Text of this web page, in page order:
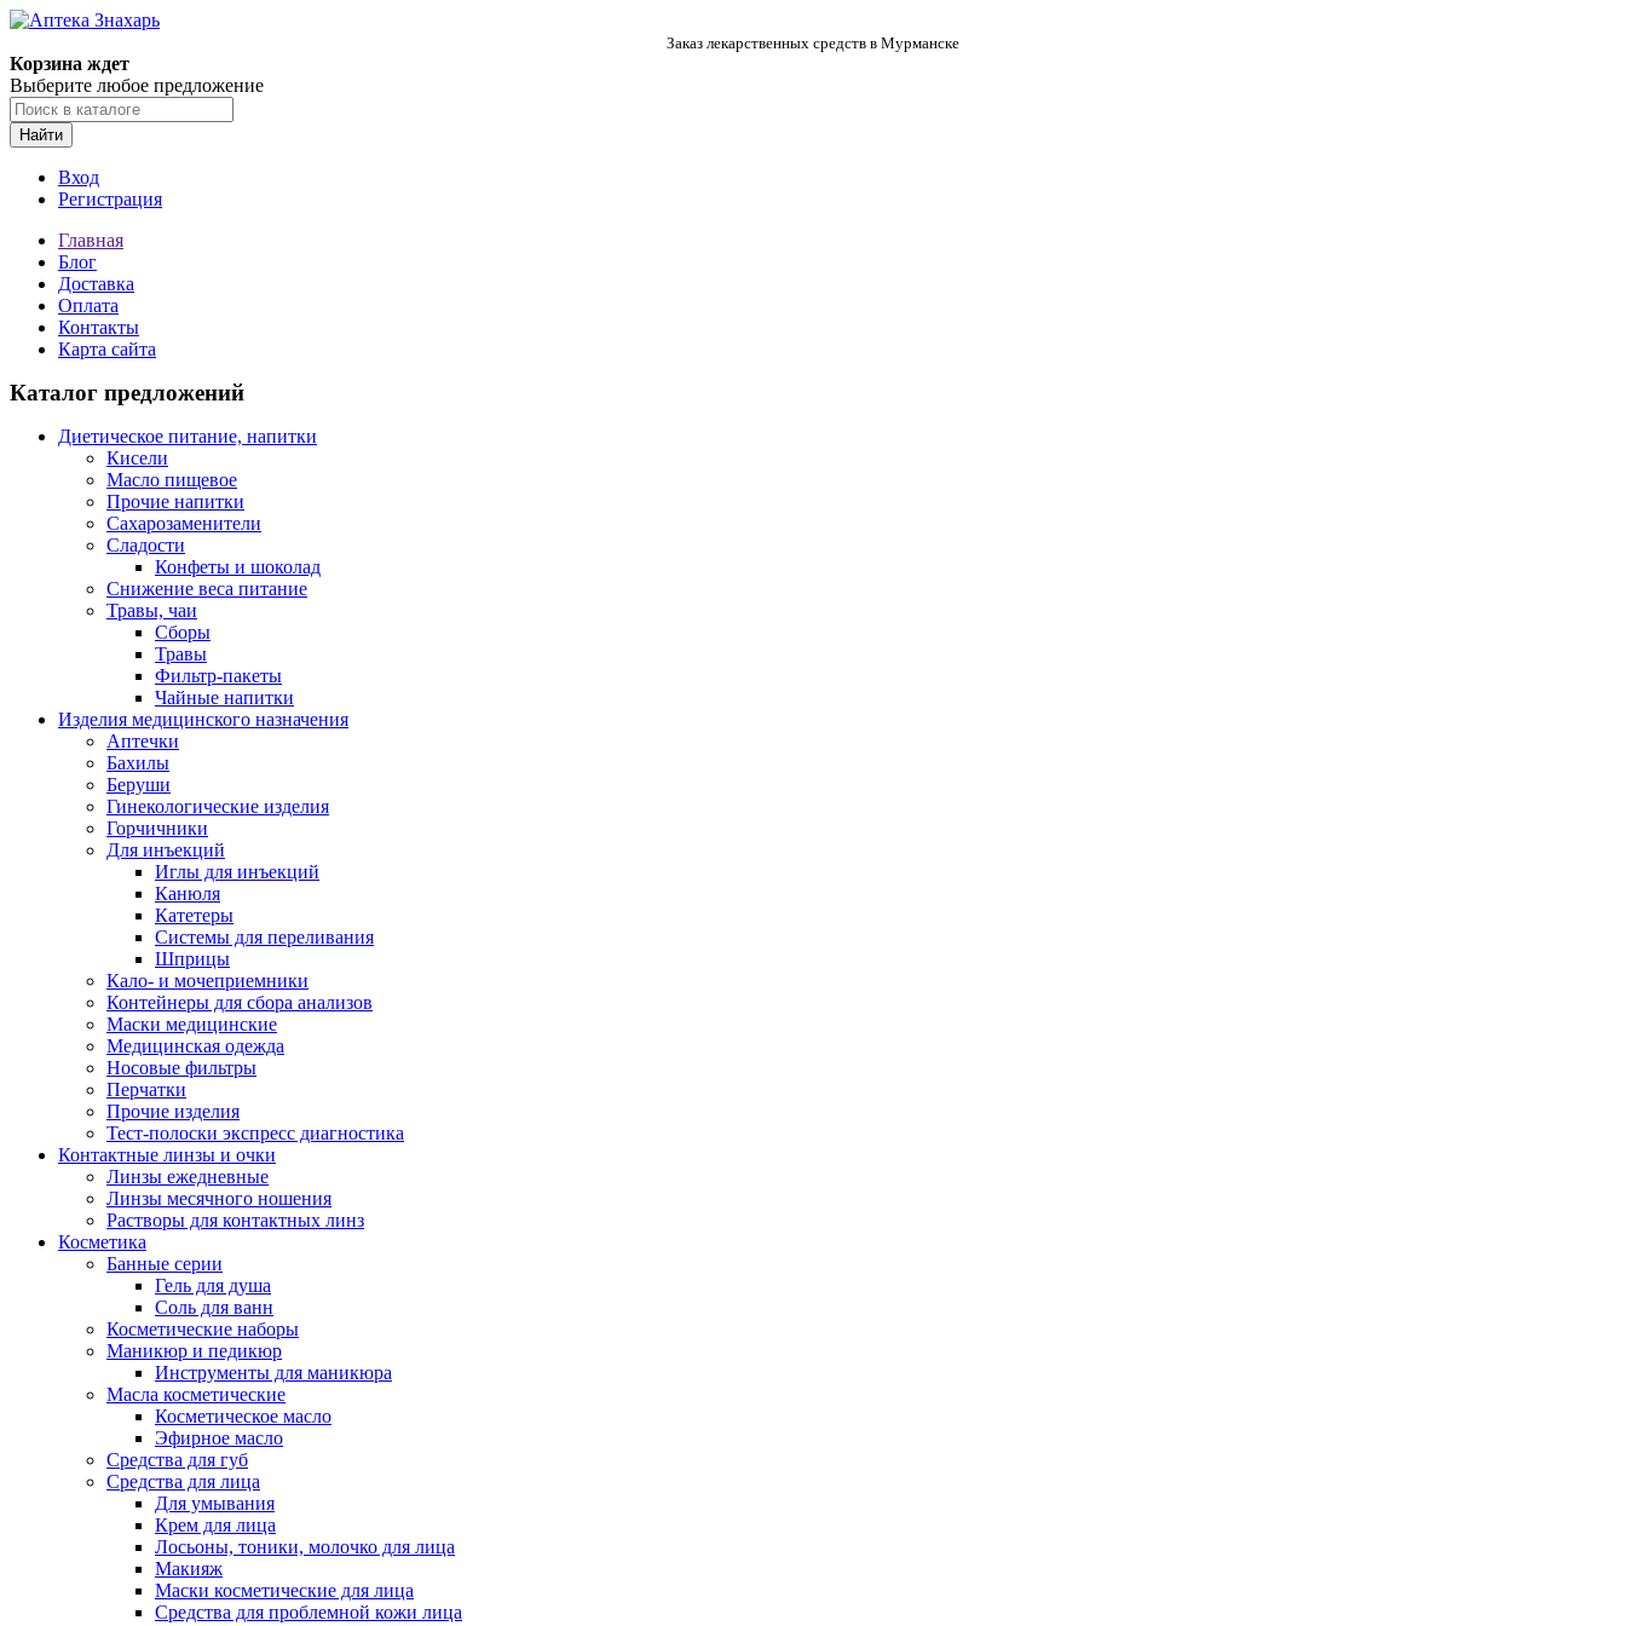
Заказ лекарственных средств в Мурманске
Корзина ждет
Выберите любое предложение
Найти
Вход
Регистрация
Главная
Блог
Доставка
Оплата
Контакты
Карта сайта
Каталог предложений
Диетическое питание, напитки
Кисели
Масло пищевое
Прочие напитки
Сахарозаменители
Сладости
Конфеты и шоколад
Снижение веса питание
Травы, чаи
Сборы
Травы
Фильтр-пакеты
Чайные напитки
Изделия медицинского назначения
Аптечки
Бахилы
Беруши
Гинекологические изделия
Горчичники
Для инъекций
Иглы для инъекций
Канюля
Катетеры
Системы для переливания
Шприцы
Кало- и мочеприемники
Контейнеры для сбора анализов
Маски медицинские
Медицинская одежда
Носовые фильтры
Перчатки
Прочие изделия
Тест-полоски экспресс диагностика
Контактные линзы и очки
Линзы ежедневные
Линзы месячного ношения
Растворы для контактных линз
Косметика
Банные серии
Гель для душа
Соль для ванн
Косметические наборы
Маникюр и педикюр
Инструменты для маникюра
Масла косметические
Косметическое масло
Эфирное масло
Средства для губ
Средства для лица
Для умывания
Крем для лица
Лосьоны, тоники, молочко для лица
Макияж
Маски косметические для лица
Средства для проблемной кожи лица